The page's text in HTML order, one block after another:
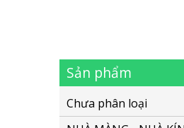
Sản phẩm
Chưa phân loại